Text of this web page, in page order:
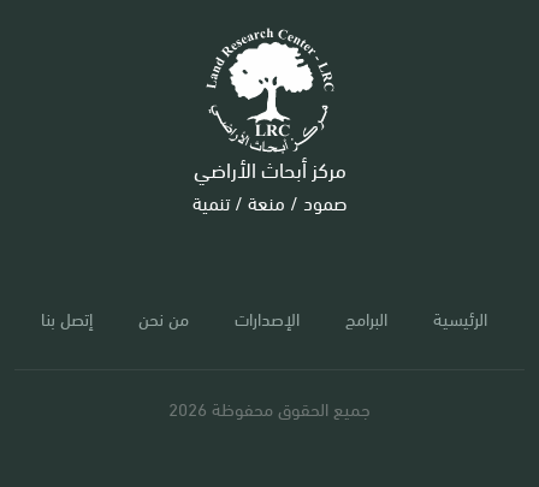
مركز أبحاث الأراضي
صمود / منعة / تنمية
الرئيسية البرامج الإصدارات من نحن إتصل بنا
جميع الحقوق محفوظة 2026